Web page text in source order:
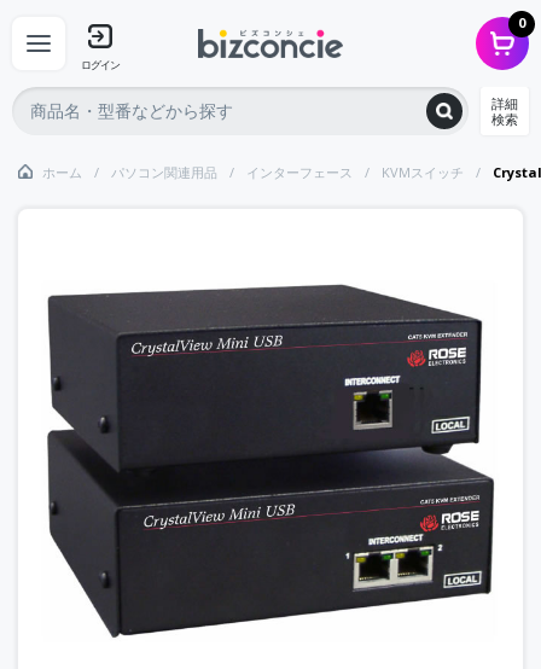
ログイン
0
詳細
検索
ホーム パソコン関連用品 インターフェース KVMスイッチ